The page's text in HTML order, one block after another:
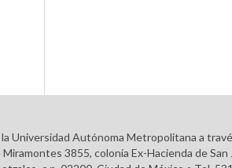
Universidad Autónoma Metropolitana a
3855, colonia Ex-Hacienda de San